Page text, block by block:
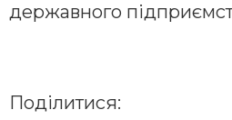
державного
Поділитися: